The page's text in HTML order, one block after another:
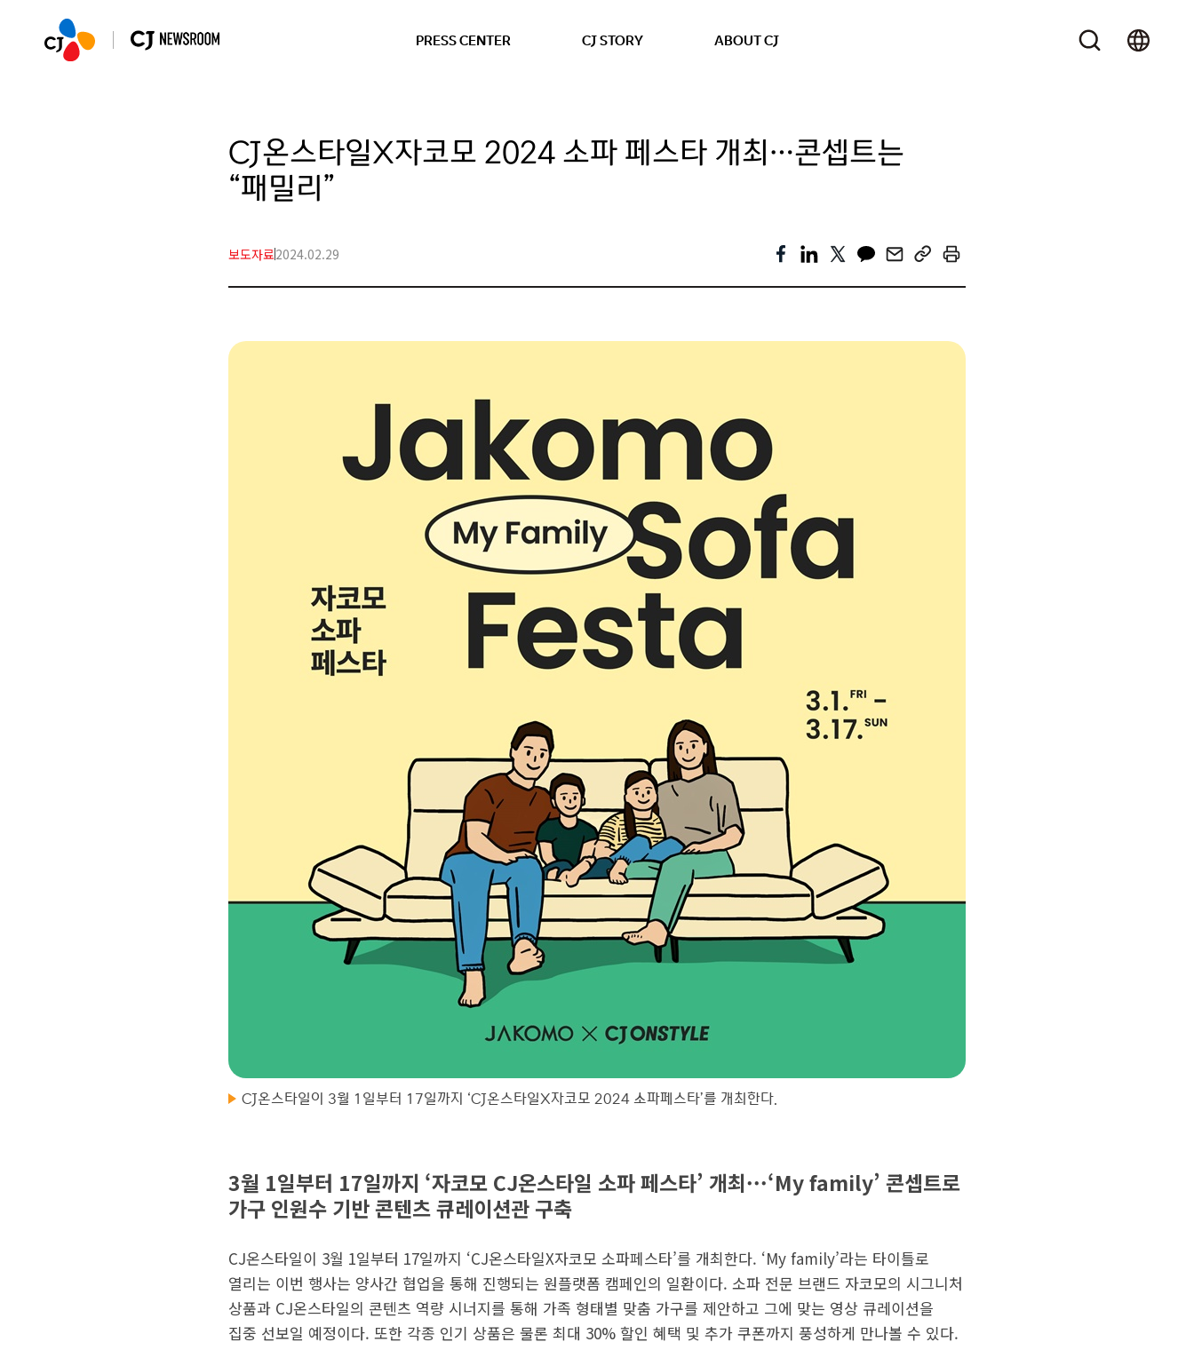
PRESS CENTER CJ STORY ABOUT CJ
CJ온스타일X자코모 2024 소파 페스타 개최…콘셉트는
“패밀리”
보도자료2024.02.29
CJ온스타일이 3월 1일부터 17일까지 ‘CJ온스타일X자코모 2024 소파페스타’를 개최한다.
3월 1일부터 17일까지 ‘자코모 CJ온스타일 소파 페스타’ 개최···‘My family’ 콘셉트로
가구 인원수 기반 콘텐츠 큐레이션관 구축
CJ온스타일이 3월 1일부터 17일까지 ‘CJ온스타일X자코모 소파페스타’를 개최한다. ‘My family’라는 타이틀로
열리는 이번 행사는 양사간 협업을 통해 진행되는 원플랫폼 캠페인의 일환이다. 소파 전문 브랜드 자코모의 시그니처
상품과 CJ온스타일의 콘텐츠 역량 시너지를 통해 가족 형태별 맞춤 가구를 제안하고 그에 맞는 영상 큐레이션을
집중 선보일 예정이다. 또한 각종 인기 상품은 물론 최대 30% 할인 혜택 및 추가 쿠폰까지 풍성하게 만나볼 수 있다.